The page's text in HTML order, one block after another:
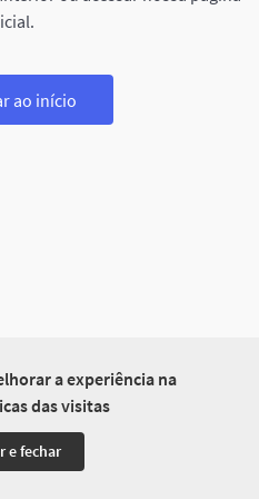
a experiência na
das visitas
e fechar
ao início